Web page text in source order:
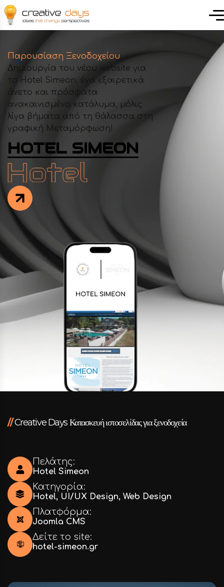
Παρουσίαση Ξενοδοχείου
Δημιουργία του νέου website για
το Hotel Simeon, ένα εξαιρετικά
άνετο και πρόσφατα
ανακαινισμένο κατάλυμα, μόλις
λίγα βήματα από τη θάλασσα στη
γραφική Μεταμόρφωση!
HOTEL SIMEON
//Creative Days Κατασκευή ιστοσελίδας για ξενοδοχεία
Πελάτης:
Hotel Simeon
Κατηγορία:
Hotel, UI/UX Design, Web Design
Πλατφόρμα:
Joomla CMS
Δείτε το site:
hotel-simeon.gr
Facebook
Instagram
LinkedIn
info@creativedays.gr